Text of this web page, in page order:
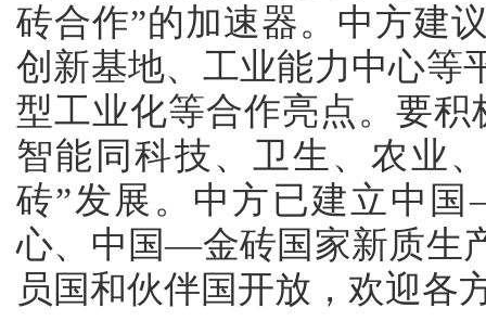
砖合作”的加速器。中方建
创新基地、工业能力中心等
型工业化等合作亮点。要
智能同科技、卫生、农业
砖”发展。中方已建立中
心、中国—金砖国家新质生
员国和伙伴国开放，欢迎各